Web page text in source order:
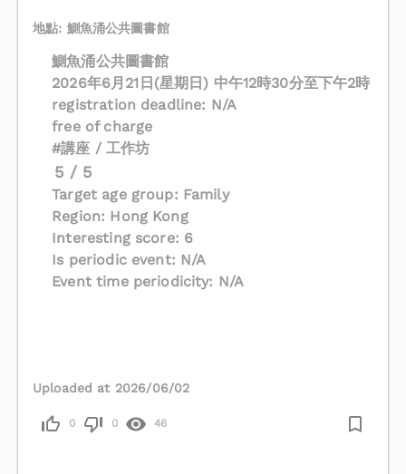
地點: 鰂魚涌公共圖書館
鰂魚涌公共圖書館
2026年6月21日(星期日) 中午12時30分至下午2時
registration deadline: N/A
free of charge
#講座 / 工作坊
5 / 5
Target age group: Family
Region: Hong Kong
Interesting score: 6
Is periodic event: N/A
Event time periodicity: N/A
Uploaded at 2026/06/02
0 0 46